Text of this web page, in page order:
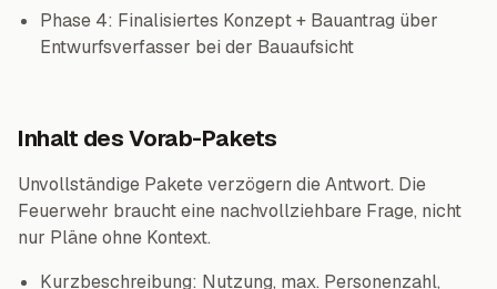
Phase 4: Finalisiertes Konzept + Bauantrag über
Entwurfsverfasser bei der Bauaufsicht
Inhalt des Vorab-Pakets
Unvollständige Pakete verzögern die Antwort. Die
Feuerwehr braucht eine nachvollziehbare Frage, nicht
nur Pläne ohne Kontext.
Kurzbeschreibung: Nutzung, max. Personenzahl,